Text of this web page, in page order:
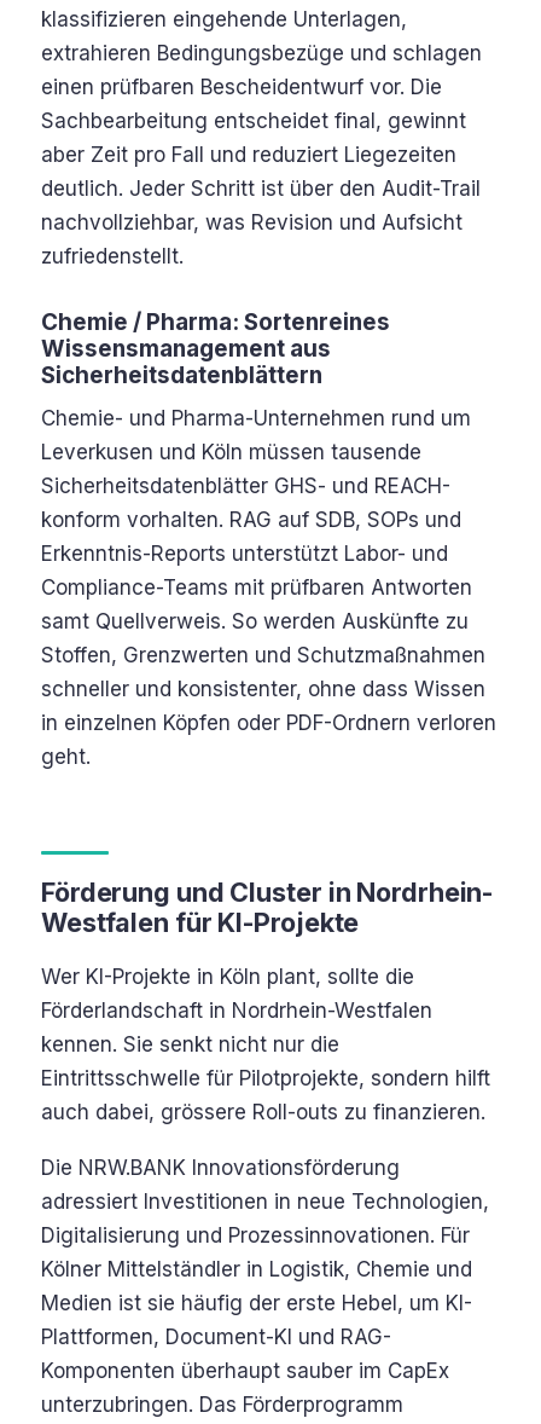
klassifizieren eingehende Unterlagen,
extrahieren Bedingungsbezüge und schlagen
einen prüfbaren Bescheidentwurf vor. Die
Sachbearbeitung entscheidet final, gewinnt
aber Zeit pro Fall und reduziert Liegezeiten
deutlich. Jeder Schritt ist über den Audit-Trail
nachvollziehbar, was Revision und Aufsicht
zufriedenstellt.
Chemie / Pharma: Sortenreines
Wissensmanagement aus
Sicherheitsdatenblättern
Chemie- und Pharma-Unternehmen rund um
Leverkusen und Köln müssen tausende
Sicherheitsdatenblätter GHS- und REACH-
konform vorhalten. RAG auf SDB, SOPs und
Erkenntnis-Reports unterstützt Labor- und
Compliance-Teams mit prüfbaren Antworten
samt Quellverweis. So werden Auskünfte zu
Stoffen, Grenzwerten und Schutzmaßnahmen
schneller und konsistenter, ohne dass Wissen
in einzelnen Köpfen oder PDF-Ordnern verloren
geht.
Förderung und Cluster in Nordrhein-
Westfalen für KI-Projekte
Wer KI-Projekte in Köln plant, sollte die
Förderlandschaft in Nordrhein-Westfalen
kennen. Sie senkt nicht nur die
Eintrittsschwelle für Pilotprojekte, sondern hilft
auch dabei, grössere Roll-outs zu finanzieren.
Die NRW.BANK Innovationsförderung
adressiert Investitionen in neue Technologien,
Digitalisierung und Prozessinnovationen. Für
Kölner Mittelständler in Logistik, Chemie und
Medien ist sie häufig der erste Hebel, um KI-
Plattformen, Document-KI und RAG-
Komponenten überhaupt sauber im CapEx
unterzubringen. Das Förderprogramm